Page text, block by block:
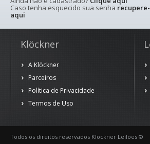
Caso tenha esquecido sua senha
aqui
Klöckner
A Klöckner
Parceiros
Política de Privacidade
Termos de Uso
Todos os direitos reservados Klöckner Leilões ©